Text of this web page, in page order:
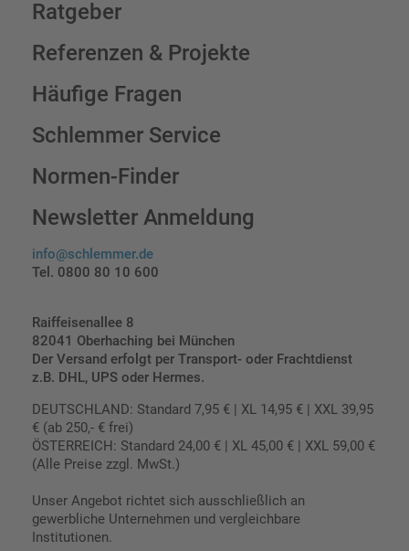
Ratgeber
Referenzen & Projekte
Häufige Fragen
Schlemmer Service
Normen-Finder
Newsletter Anmeldung
info@schlemmer.de
Tel. 0800 80 10 600
Raiffeisenallee 8
82041 Oberhaching bei München
Der Versand erfolgt per Transport- oder Frachtdienst
z.B. DHL, UPS oder Hermes.
DEUTSCHLAND: Standard 7,95 € | XL 14,95 € | XXL 39,95
€ (ab 250,- € frei)
ÖSTERREICH: Standard 24,00 € | XL 45,00 € | XXL 59,00 €
(Alle Preise zzgl. MwSt.)
Unser Angebot richtet sich ausschließlich an
gewerbliche Unternehmen und vergleichbare
Institutionen.